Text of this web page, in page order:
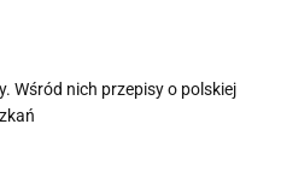
Wśród nich przepisy o polskiej